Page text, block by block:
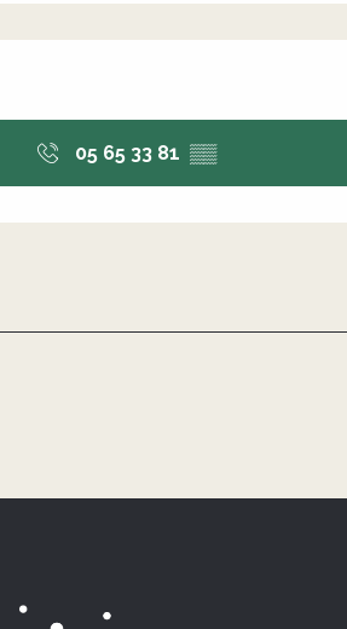
05 65 33 81 ▒▒